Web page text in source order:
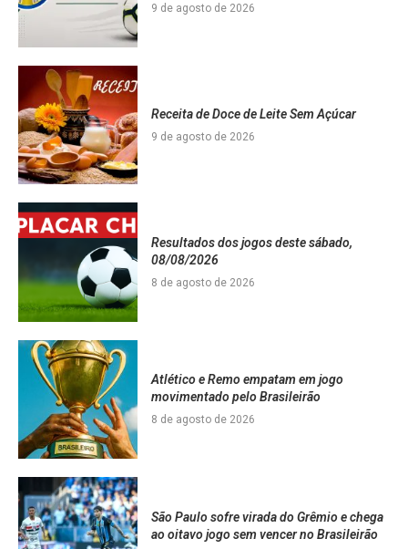
9 de agosto de 2026
Receita de Doce de Leite Sem Açúcar
9 de agosto de 2026
Resultados dos jogos deste sábado,
08/08/2026
8 de agosto de 2026
Atlético e Remo empatam em jogo
movimentado pelo Brasileirão
8 de agosto de 2026
São Paulo sofre virada do Grêmio e chega
ao oitavo jogo sem vencer no Brasileirão